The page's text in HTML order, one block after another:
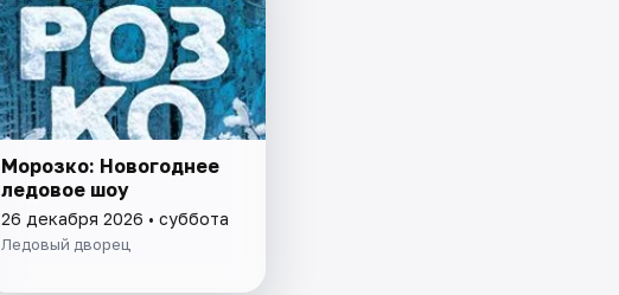
Морозко: Новогоднее
ледовое шоу
26 декабря 2026 • суббота
Ледовый дворец